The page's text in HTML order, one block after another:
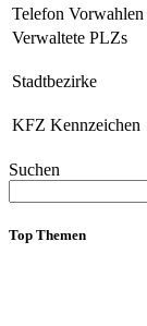
Telefon Vorwahlen
Verwaltete PLZs
Stadtbezirke
KFZ Kennzeichen
Suchen
Top Themen